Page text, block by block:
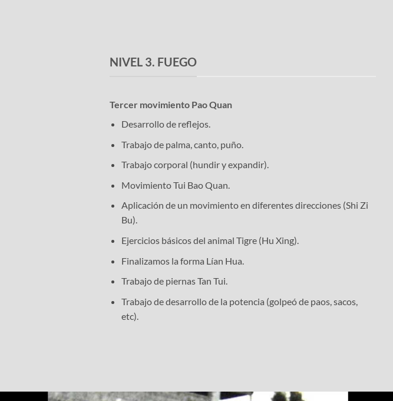
NIVEL 3. FUEGO
Tercer movimiento Pao Quan
Desarrollo de reflejos.
Trabajo de palma, canto, puño.
Trabajo corporal (hundir y expandir).
Movimiento Tui Bao Quan.
Aplicación de un movimiento en diferentes direcciones (Shi Zi
Bu).
Ejercicios básicos del animal Tigre (Hu Xing).
Finalizamos la forma Lían Hua.
Trabajo de piernas Tan Tui.
Trabajo de desarrollo de la potencia (golpeó de paos, sacos,
etc).